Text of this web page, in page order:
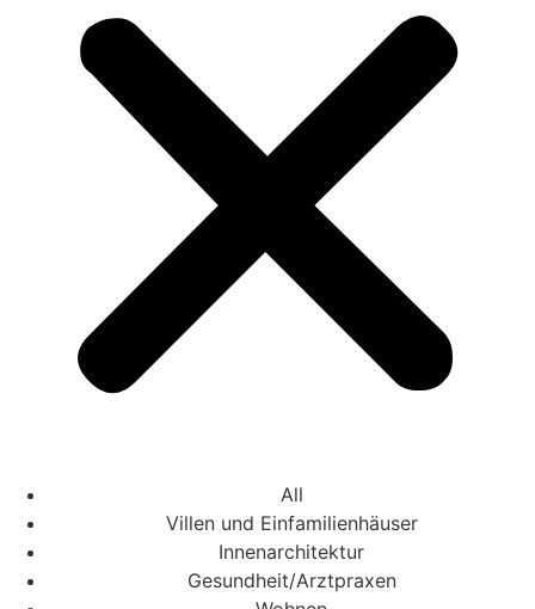
All
Villen und Einfamilienhäuser
Innenarchitektur
Gesundheit/Arztpraxen